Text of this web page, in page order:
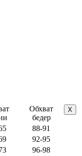
Обхват
бедер
X
88-91
92-95
96-98